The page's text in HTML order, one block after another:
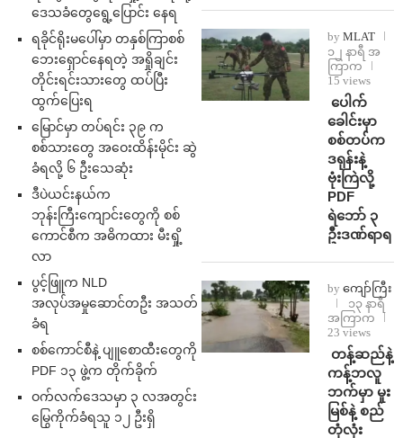
ဒေသခံတွေရွေ့ပြောင်း နေရ
ရခိုင်ရိုးမပေါ်မှာ တနှစ်ကြာစစ်
ဘေးရှောင်နေရတဲ့ အရှိုချင်း
တိုင်းရင်းသားတွေ ထပ်ပြီး
ထွက်ပြေးရ
မြောင်မှာ တပ်ရင်း ၃၉ က
စစ်သားတွေ အဝေးထိန်းမိုင်း ဆွဲ
ခံရလို့ ၆ ဦးသေဆုံး
ဒီပဲယင်းနယ်က
ဘုန်းကြီးကျောင်းတွေကို စစ်
ကောင်စီက အဓိကထား မီးရှို့
လာ
ပွင့်ဖြူက NLD
အလုပ်အမှုဆောင်တဦး အသတ်
ခံရ
စစ်ကောင်စီနဲ့ ပျူစောထီးတွေကို
PDF ၁၃ ဖွဲ့က တိုက်ခိုက်
ဝက်လက်ဒေသမှာ ၃ လအတွင်း
မြွေကိုက်ခံရသူ ၁၂ ဦးရှိ
by MLAT
၁၂ နာရီ အ
ကြာက
15 views
⁩ ⁨ပေါက်
ခေါင်းမှာ
စစ်တပ်က
ဒရုန်းနဲ့
ဗုံးကြဲလို့
PDF
ရဲဘော် ၃
ဦးဒဏ်ရာရ
by ကျော်ကြီး
၁၃ နာရီ
အကြာက
23 views
⁩ ⁨တန့်ဆည်နဲ့
ကန့်ဘလူ
ဘက်မှာ မူး
မြစ်နဲ့ စည်
တုံလုံး